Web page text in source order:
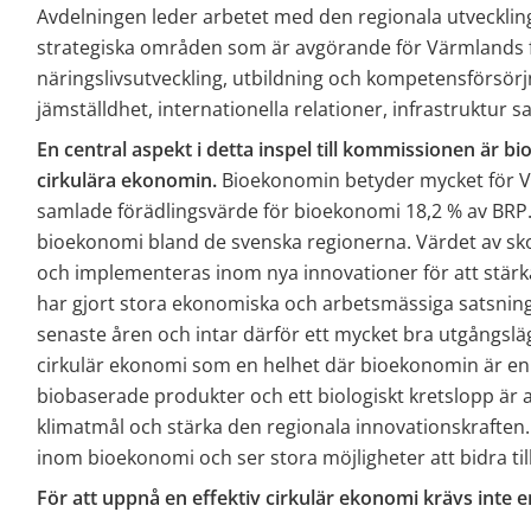
Avdelningen leder arbetet med den regionala
strategiska områden som är avgörande för
näringslivsutveckling, utbildning och
jämställdhet, internationella relationer, infrastruktur
En central aspekt i detta inspel till kommissionen är
cirkulära ekonomin. Bioekonomin betyder mycket för
samlade förädlingsvärde för bioekonomi 18,2 % av
bioekonomi bland de svenska regionerna. Värdet av
och implementeras inom nya innovationer för att
har gjort stora ekonomiska och arbetsmässiga
senaste åren och intar därför ett mycket bra
cirkulär ekonomi som en helhet där bioekonomin är
biobaserade produkter och ett biologiskt kretslopp är
klimatmål och stärka den regionala
inom bioekonomi och ser stora möjligheter att bidra
För att uppnå en effektiv cirkulär ekonomi krävs inte